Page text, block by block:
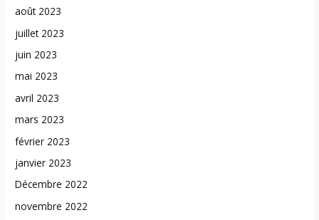
août 2023
juillet 2023
juin 2023
mai 2023
avril 2023
mars 2023
février 2023
janvier 2023
Décembre 2022
novembre 2022